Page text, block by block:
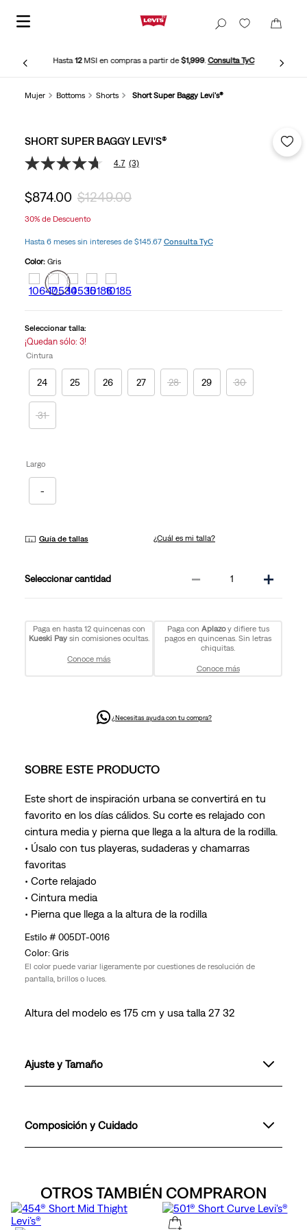
Hasta12MSI en compras a partir de$1,999.Consulta TyC
Mujer Bottoms Shorts Short Super Baggy Levi's®
SHORT SUPER BAGGY LEVI'S®
4.7
5
estrellas,
medio
valoración.
Read
3
Reviews.
Enlace
página.
4.7 (3)
$874.00 $1249.00
30%de Descuento
Hasta 6 meses sin intereses de $145.67 Consulta TyC
Color: Gris
Seleccionar talla:
¡Quedan sólo: 3!
Cintura
24 25 26 27 28 29 30
31
Largo
-
Guía de tallas ¿Cuál es mi talla?
cantidad ＋
－
Paga en hasta 12 quincenas con
Kueski Paysin comisiones ocultas.
Conoce más
Paga con Aplazoy difiere tus
pagos en quincenas. Sin letras
chiquitas.
Conoce más
¿Necesitas ayuda con tu compra?
SOBRE ESTE PRODUCTO
Este short de inspiración urbana se convertirá en tu
favorito en los días cálidos. Su corte es relajado con
cintura media y pierna que llega a la altura de la rodilla.
• Úsalo con tus playeras, sudaderas y chamarras
favoritas
• Corte relajado
• Cintura media
• Pierna que llega a la altura de la rodilla
005DT-0016
Gris
El color puede variar ligeramente por cuestiones de resolución de
pantalla, brillos o luces.
Altura del modelo es 175 cm y usa talla 27 32
Ajuste y Tamaño
Composición y Cuidado
OTROS TAMBIÉN COMPRARON